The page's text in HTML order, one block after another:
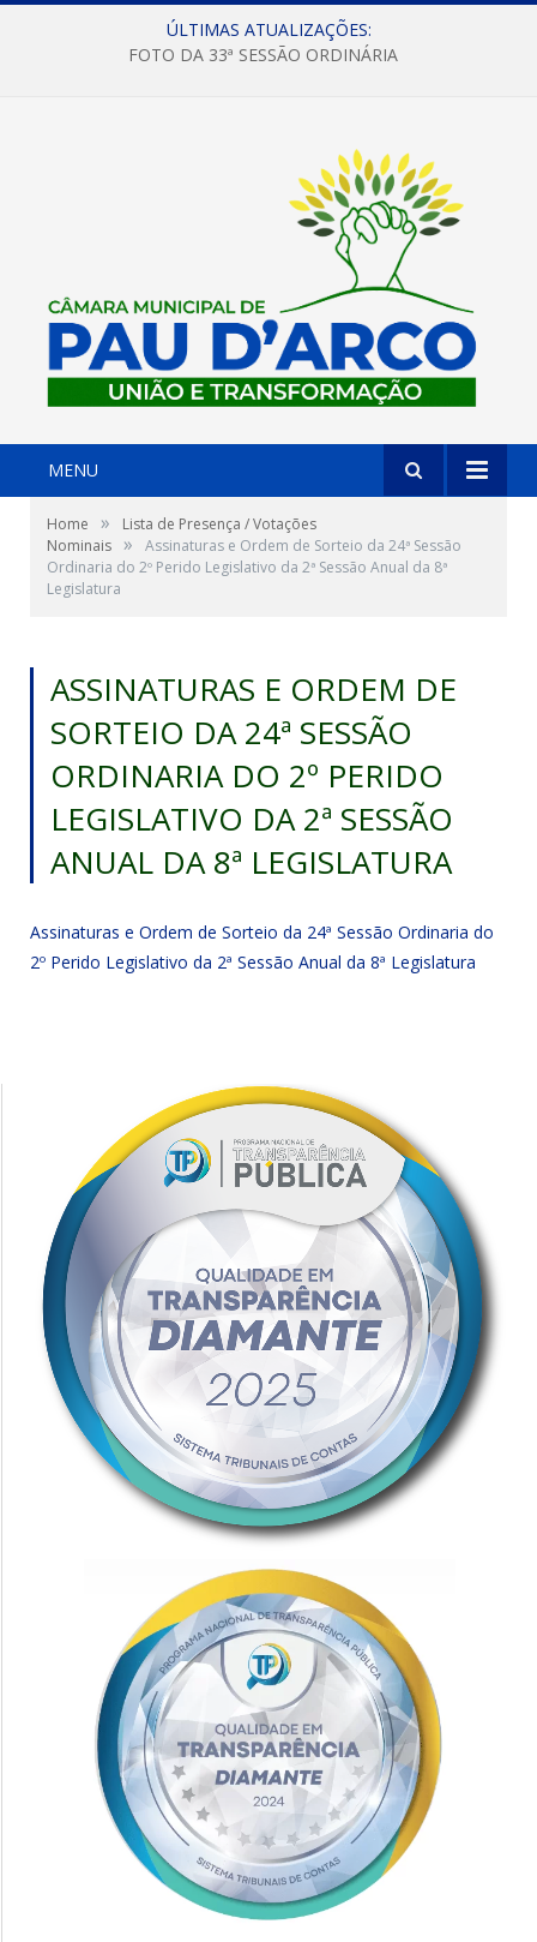
ÚLTIMAS ATUALIZAÇÕES:
FOTO DA 33ª SESSÃO ORDINÁRIA
MENU
Home »
Lista de Presença / Votações
Nominais »
Assinaturas e Ordem de Sorteio da 24ª Sessão
Ordinaria do 2º Perido Legislativo da 2ª Sessão Anual da 8ª
Legislatura
ASSINATURAS E ORDEM DE
SORTEIO DA 24ª SESSÃO
ORDINARIA DO 2º PERIDO
LEGISLATIVO DA 2ª SESSÃO
ANUAL DA 8ª LEGISLATURA
Assinaturas e Ordem de Sorteio da 24ª Sessão Ordinaria do
2º Perido Legislativo da 2ª Sessão Anual da 8ª Legislatura